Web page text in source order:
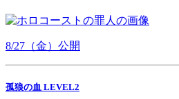
8/27（金）公開
孤狼の血 LEVEL2